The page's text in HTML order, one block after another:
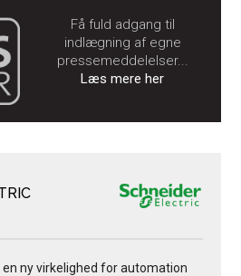
Få fuld adgang til
indlægning af egne
pressemeddelelser...
Læs mere her
en ny virkelighed for automation